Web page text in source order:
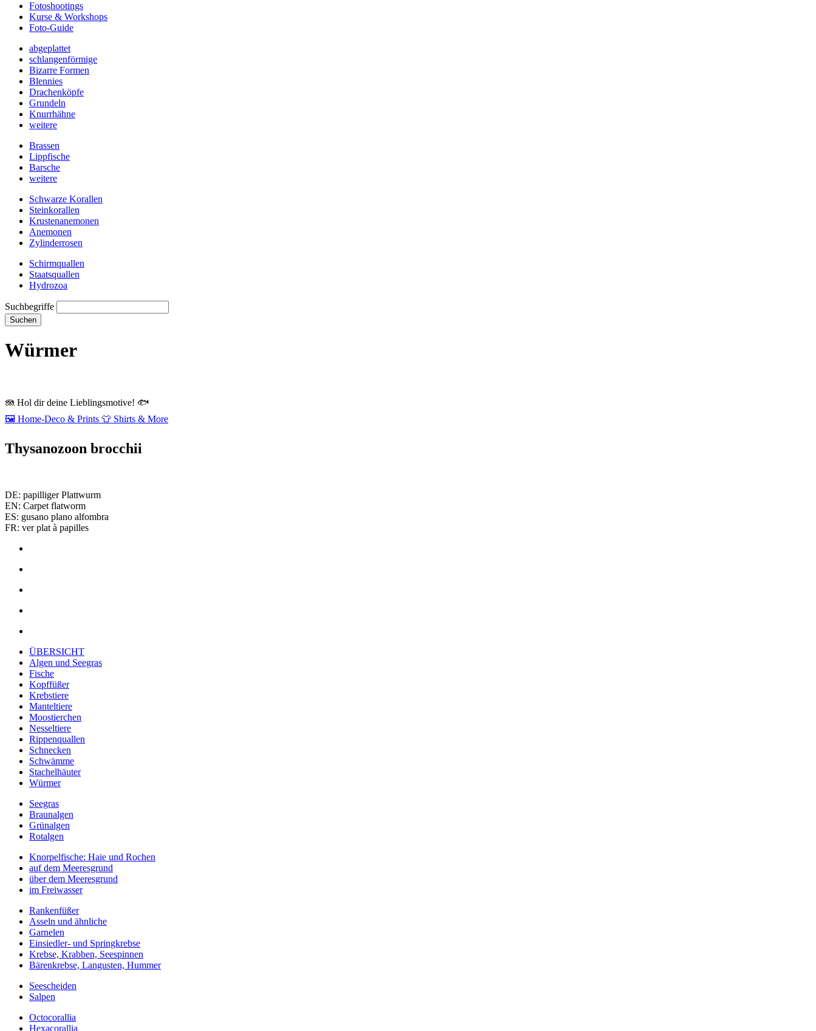
Fotoshootings
Kurse & Workshops
Foto-Guide
abgeplattet
schlangenförmige
Bizarre Formen
Blennies
Drachenköpfe
Grundeln
Knurrhähne
weitere
Brassen
Lippfische
Barsche
weitere
Schwarze Korallen
Steinkorallen
Krustenanemonen
Anemonen
Zylinderrosen
Schirmquallen
Staatsquallen
Hydrozoa
Suchbegriffe
Suchen
Würmer
🪼 Hol dir deine Lieblingsmotive! 🐟
🖼️ Home‑Deco & Prints 👕 Shirts & More
Thysanozoon brocchii
DE: papilliger Plattwurm
EN: Carpet flatworm
ES: gusano plano alfombra
FR: ver plat à papilles
ÜBERSICHT
Algen und Seegras
Fische
Kopffüßer
Krebstiere
Manteltiere
Moostierchen
Nesseltiere
Rippenquallen
Schnecken
Schwämme
Stachelhäuter
Würmer
Seegras
Braunalgen
Grünalgen
Rotalgen
Knorpelfische: Haie und Rochen
auf dem Meeresgrund
über dem Meeresgrund
im Freiwasser
Rankenfüßer
Asseln und ähnliche
Garnelen
Einsiedler- und Springkrebse
Krebse, Krabben, Seespinnen
Bärenkrebse, Langusten, Hummer
Seescheiden
Salpen
Octocorallia
Hexacorallia